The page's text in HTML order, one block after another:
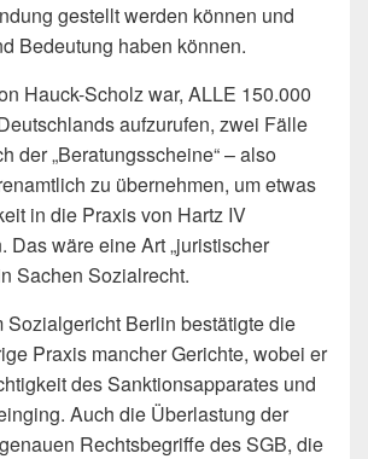
gestellt werden können und
Bedeutung haben können.
Hauck-Scholz war, ALLE 150.000
aufzurufen, zwei Fälle
der „Beratungsscheine“ – also
zu übernehmen, um etwas
in die Praxis von Hartz IV
Das wäre eine Art „juristischer
Sachen Sozialrecht.
Sozialgericht Berlin bestätigte die
Praxis mancher Gerichte, wobei er
des Sanktionsapparates und
Auch die Überlastung der
Rechtsbegriffe des SGB, die